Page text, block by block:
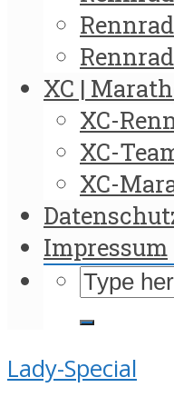
XC |
XC-
XC-
XC-
Impressum
Lady-Special